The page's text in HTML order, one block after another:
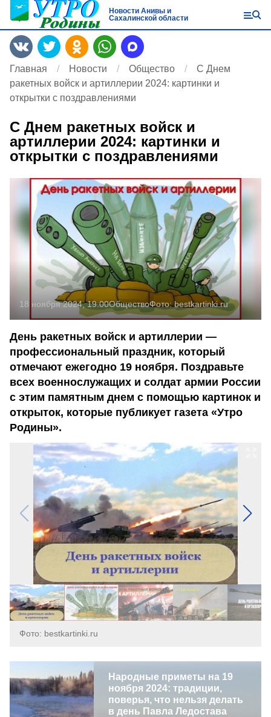
Новости Анивы и
Сахалинской области
Главная Новости Общество
С Днем
ракетных войск и артиллерии 2024: картинки и
открытки с поздравлениями
С Днем ракетных войск и
артиллерии 2024: картинки и
открытки с поздравлениями
18 ноября 2024, 19:00ОбществоФото:bestkartinki.ru
День ракетных войск и артиллерии —
профессиональный праздник, который
отмечают ежегодно 19 ноября. Поздравьте
всех военнослужащих и солдат армии России
с этим памятным днем с помощью картинок и
открыток, которые публикует газета «Утро
Родины».
Фото: bestkartinki.ru
Народные приметы на 19
ноября 2024: традиции,
поверья, что нельзя делать
в день Павла Ледостава